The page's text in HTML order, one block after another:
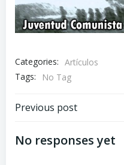
Categories: Artículos
Tags:
No Tag
de
Previous post
No responses yet